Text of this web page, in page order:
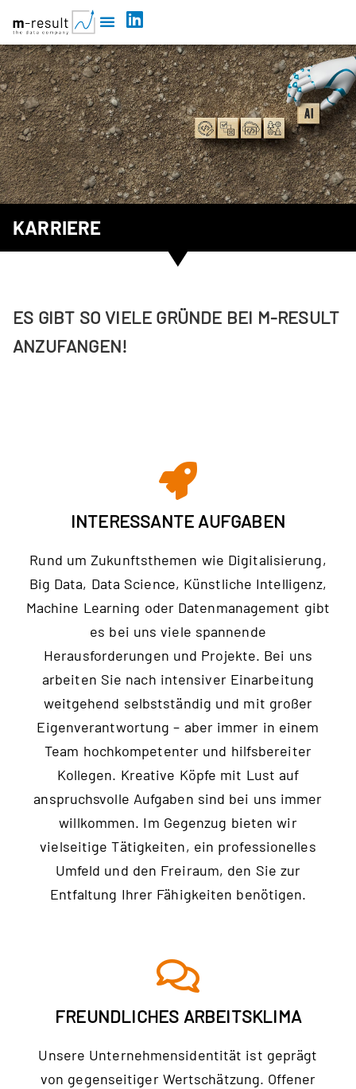
KARRIERE
ES GIBT SO VIELE GRÜNDE BEI M‑RESULT
ANZUFANGEN!
INTERESSANTE AUFGABEN
Rund um Zukunftsthemen wie Digitalisierung,
Big Data, Data Science, Künstliche Intelligenz,
Machine Learning oder Datenmanagement gibt
es bei uns viele spannende
Herausforderungen und Projekte. Bei uns
arbeiten Sie nach intensiver Einarbeitung
weitgehend selbstständig und mit großer
Eigenverantwortung – aber immer in einem
Team hochkompetenter und hilfsbereiter
Kollegen. Kreative Köpfe mit Lust auf
anspruchsvolle Aufgaben sind bei uns immer
willkommen. Im Gegenzug bieten wir
vielseitige Tätigkeiten, ein professionelles
Umfeld und den Freiraum, den Sie zur
Entfaltung Ihrer Fähigkeiten benötigen.
FREUNDLICHES ARBEITSKLIMA
Unsere Unternehmensidentität ist geprägt
von gegenseitiger Wertschätzung. Offener